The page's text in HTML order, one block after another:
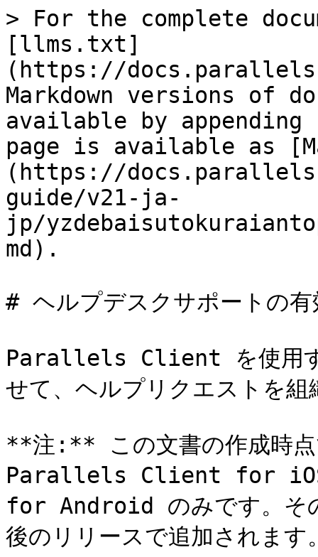
> For the complete
[llms.txt]
(https://
Markdown versions of
available by
page is available as
(https://
guide/v21-ja-
jp/
md).
# ヘルプデスクサポートの有
Parallels Client を使用す
せて、ヘルプリクエストを
**注:** この文書の作成時点
Parallels Client for
for Android のみです。そ
後のリリースで追加されます